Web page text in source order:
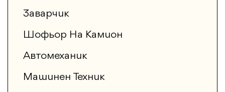
Заварчик
Шофьор На Камион
Автомеханик
Машинен Техник